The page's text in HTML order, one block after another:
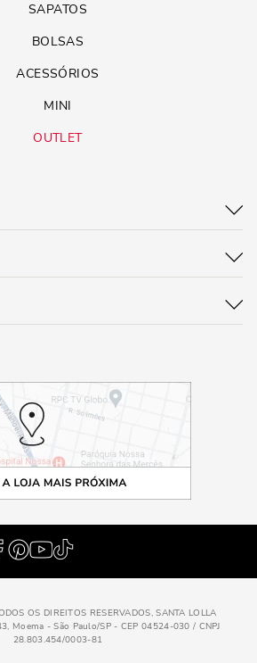
SAPATOS
BOLSAS
ACESSÓRIOS
MINI
OUTLET
OS DIREITOS RESERVADOS, SANTA LOLLA
Moema - São Paulo/SP - CEP 04524-030 / CNPJ
28.803.454/0003-81